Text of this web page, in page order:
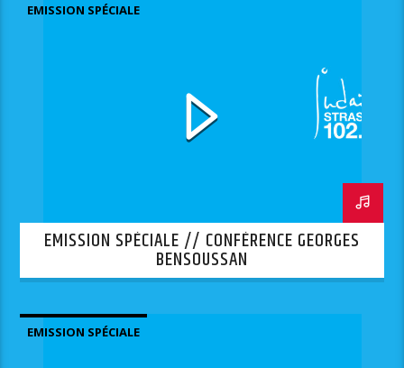
EMISSION SPÉCIALE
EMISSION SPÉCIALE // CONFÉRENCE GEORGES
BENSOUSSAN
EMISSION SPÉCIALE